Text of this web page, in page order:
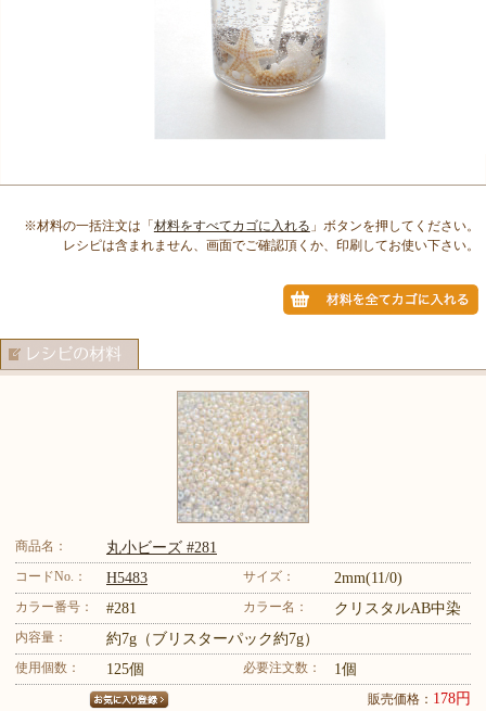
※材料の一括注文は「材料をすべてカゴに入れる 」ボタンを押してください。
レシピは含まれません、画面でご確認頂くか、印刷してお使い下さい。
商品名： 丸小ビーズ #281
コードNo.： H5483 サイズ： 2mm(11/0)
カラー番号： #281 カラー名： クリスタルAB中染
内容量： 約7g（ブリスターパック約7g）
使用個数： 125個 必要注文数： 1個
販売価格： 178円